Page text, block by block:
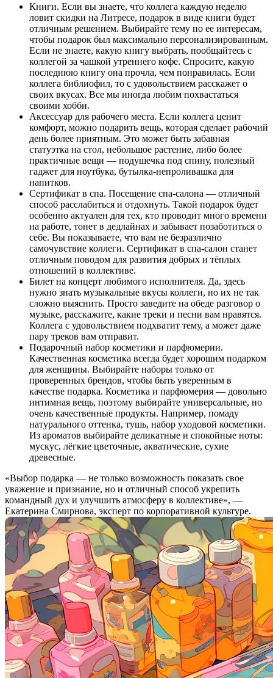
Книги. Если вы знаете, что коллега каждую неделю
ловит скидки на Литресе, подарок в виде книги будет
отличным решением. Выбирайте тему по ее интересам,
чтобы подарок был максимально персонализированным.
Если не знаете, какую книгу выбрать, пообщайтесь с
коллегой за чашкой утреннего кофе. Спросите, какую
последнюю книгу она прочла, чем понравилась. Если
коллега библиофил, то с удовольствием расскажет о
своих вкусах. Все мы иногда любим похвастаться
своими хобби.
Аксессуар для рабочего места. Если коллега ценит
комфорт, можно подарить вещь, которая сделает рабочий
день более приятным. Это может быть забавная
статуэтка на стол, небольшое растение, либо более
практичные вещи — подушечка под спину, полезный
гаджет для ноутбука, бутылка-непроливашка для
напитков.
Сертификат в спа. Посещение спа-салона — отличный
способ расслабиться и отдохнуть. Такой подарок будет
особенно актуален для тех, кто проводит много времени
на работе, тонет в дедлайнах и забывает позаботиться о
себе. Вы показываете, что вам не безразлично
самочувствие коллеги. Сертификат в спа-салон станет
отличным поводом для развития добрых и тёплых
отношений в коллективе.
Билет на концерт любимого исполнителя. Да, здесь
нужно знать музыкальные вкусы коллеги, но их не так
сложно выяснить. Просто заведите на обеде разговор о
музыке, расскажите, какие треки и песни вам нравятся.
Коллега с удовольствием подхватит тему, а может даже
пару треков вам отправит.
Подарочный набор косметики и парфюмерии.
Качественная косметика всегда будет хорошим подарком
для женщины. Выбирайте наборы только от
проверенных брендов, чтобы быть уверенным в
качестве подарка. Косметика и парфюмерия — довольно
интимная вещь, поэтому выбирайте универсальные, но
очень качественные продукты. Например, помаду
натурального оттенка, тушь, набор уходовой косметики.
Из ароматов выбирайте деликатные и спокойные ноты:
мускус, лёгкие цветочные, акватические, сухие
древесные.
«Выбор подарка — не только возможность показать свое
уважение и признание, но и отличный способ укрепить
командный дух и улучшить атмосферу в коллективе», —
Екатерина Смирнова, эксперт по корпоративной культуре.